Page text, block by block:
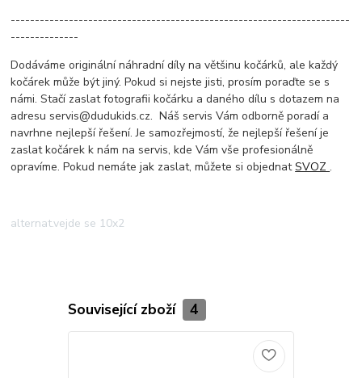
----------------------------------------------------------------------
--------------
Dodáváme originální náhradní díly na většinu kočárků, ale každý
kočárek může být jiný. Pokud si nejste jisti, prosím poraďte se s
námi. Stačí zaslat fotografii kočárku a daného dílu s dotazem na
adresu servis@dudukids.cz. Náš servis Vám odborně poradí a
navrhne nejlepší řešení. Je samozřejmostí, že nejlepší řešení je
zaslat kočárek k nám na servis, kde Vám vše profesionálně
opravíme. Pokud nemáte jak zaslat, můžete si objednatSVOZ.
alternat.vejde se 10x2
Související zboží 4